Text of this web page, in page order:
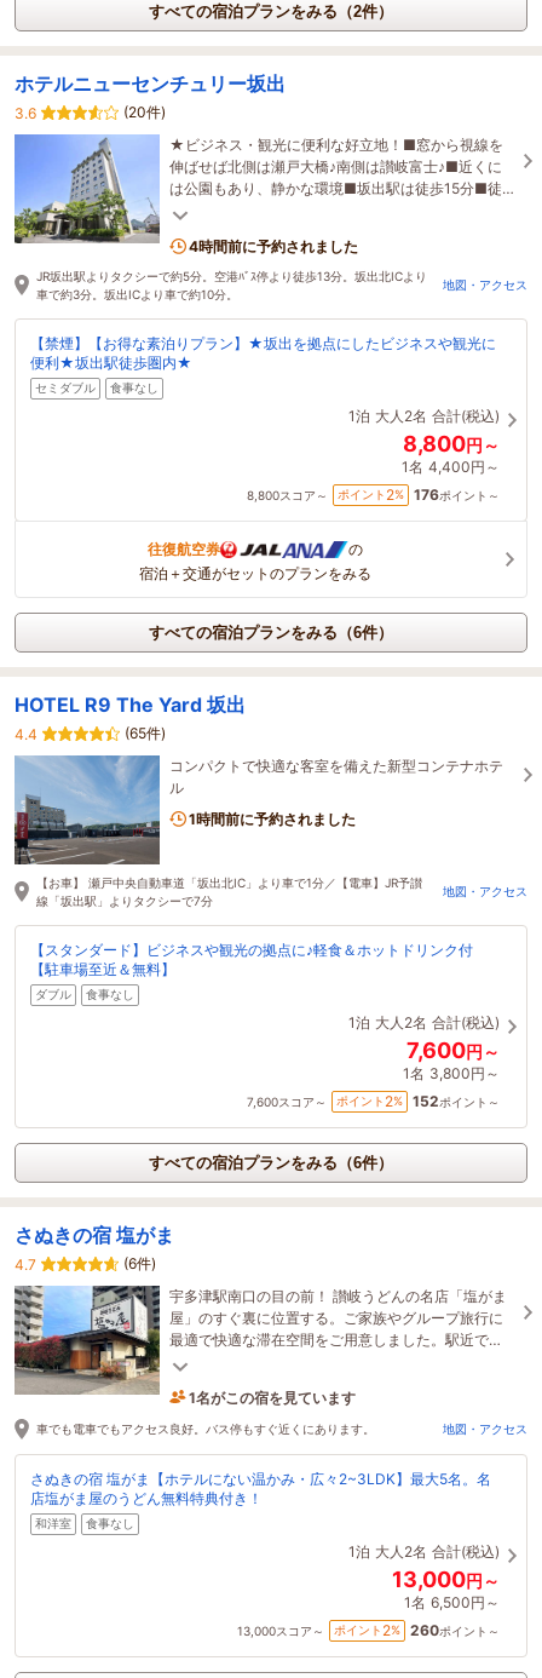
すべての宿泊プランをみる（2件）
ホテルニューセンチュリー坂出
3.6
(20件)
★ビジネス・観光に便利な好立地！■窓から視線を
伸ばせば北側は瀬戸大橋♪南側は讃岐富士♪■近くに
は公園もあり、静かな環境■坂出駅は徒歩15分■徒
歩5分ほどにコンビニ・24時間営業スーパー
4時間前に予約されました
JR坂出駅よりタクシーで約5分。空港ﾊﾞｽ停より徒歩13分。坂出北ICより
車で約3分。坂出ICより車で約10分。
地図・アクセス
【禁煙】【お得な素泊りプラン】★坂出を拠点にしたビジネスや観光に
便利★坂出駅徒歩圏内★
セミダブル 食事なし
1泊 大人2名 合計(税込)
8,800円～
1名 4,400円～
8,800スコア～ ポイント 2% 176ポイント～
往復航空券
の
宿泊＋交通がセットのプランをみる
すべての宿泊プランをみる（6件）
HOTEL R9 The Yard 坂出
4.4
(65件)
コンパクトで快適な客室を備えた新型コンテナホテ
ル
1時間前に予約されました
【お車】 瀬戸中央自動車道「坂出北IC」より車で1分／【電車】JR予讃
線「坂出駅」よりタクシーで7分
地図・アクセス
【スタンダード】ビジネスや観光の拠点に♪軽食＆ホットドリンク付
【駐車場至近＆無料】
ダブル 食事なし
1泊 大人2名 合計(税込)
7,600円～
1名 3,800円～
7,600スコア～ ポイント 2% 152ポイント～
すべての宿泊プランをみる（6件）
さぬきの宿 塩がま
4.7
(6件)
宇多津駅南口の目の前！ 讃岐うどんの名店「塩がま
屋」のすぐ裏に位置する。ご家族やグループ旅行に
最適で快適な滞在空間をご用意しました。駅近で
色々なものが近いので暮らすように滞在できます。
1名がこの宿を見ています
車でも電車でもアクセス良好。バス停もすぐ近くにあります。 地図・アクセス
さぬきの宿 塩がま【ホテルにない温かみ・広々2~3LDK】最大5名。名
店塩がま屋のうどん無料特典付き！
和洋室 食事なし
1泊 大人2名 合計(税込)
13,000円～
1名 6,500円～
13,000スコア～ ポイント 2% 260ポイント～